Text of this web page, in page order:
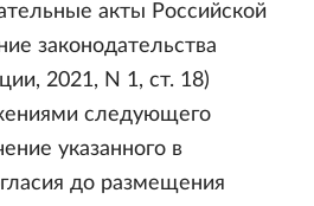
акты Российской
законодательства
2021, N 1, ст. 18)
следующего
указанного в
до размещения